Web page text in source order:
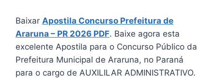
Baixar Apostila Concurso Prefeitura de
Araruna – PR 2026 PDF. Baixe agora esta
excelente Apostila para o Concurso Público da
Prefeitura Municipal de Araruna, no Paraná
para o cargo de AUXILILAR ADMINISTRATIVO.